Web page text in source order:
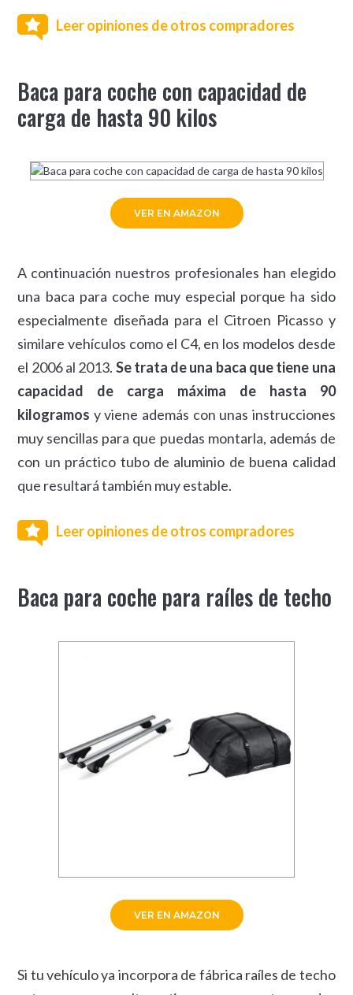
Leer opiniones de otros compradores
Baca para coche con capacidad de
carga de hasta 90 kilos
VER EN AMAZON
A continuación nuestros profesionales han elegido
una baca para coche muy especial porque ha sido
especialmente diseñada para el Citroen Picasso y
similare vehículos como el C4, en los modelos desde
el 2006 al 2013. Se trata de una baca que tiene una
capacidad de carga máxima de hasta 90
kilogramos y viene además con unas instrucciones
muy sencillas para que puedas montarla, además de
con un práctico tubo de aluminio de buena calidad
que resultará también muy estable.
Leer opiniones de otros compradores
Baca para coche para raíles de techo
VER EN AMAZON
Si tu vehículo ya incorpora de fábrica raíles de techo